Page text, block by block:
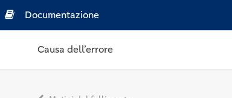
Documentazione
Causa dell’errore